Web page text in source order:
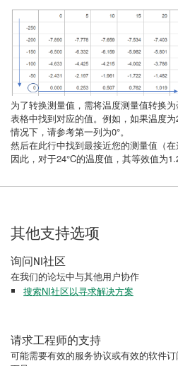
为了转换测量值，需将温度测量值转换
表格中找到对应的值。例如，如果温度
情况下，请参考第一列为0°。
然后在此行中找到最接近您的测量值（在
因此，对于24°C的温度值，其等效值为
其他支持选项
询问NI社区
在我们的论坛中与其他用户协作
搜索NI社区以寻求解决方案
请求工程师的支持
可能需要有效的服务协议或有效的软件